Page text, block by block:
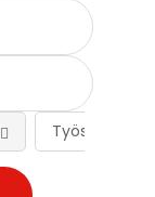
Työsuhteen